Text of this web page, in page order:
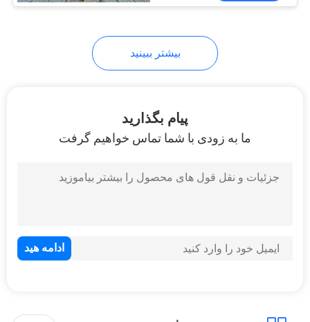
موتورسیکلت دوچرخه
59
بیشتر ببینید
پیام بگذارید
ما به زودی با شما تماس خواهیم گرفت